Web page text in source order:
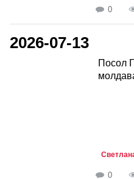
0
2026-07-13
Посол
0